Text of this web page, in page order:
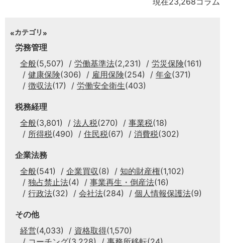
カテゴリ
労務管理
全般(5,507) 労働基準法(2,231) 労災保険(161)
健康保険(306) 雇用保険(254) 年金(371)
徴収法(17) 労働安全衛生(403)
税務経理
全般(3,801) 法人税(270) 事業税(18)
所得税(490) 住民税(67) 消費税(302)
企業法務
全般(541) 企業買収(8) 知的財産権(1,102)
独占禁止法(4) 事業再生・倒産法(16)
行政法(32) 会社法(284) 個人情報保護法(9)
その他
経営(4,033) 資格取得(1,570)